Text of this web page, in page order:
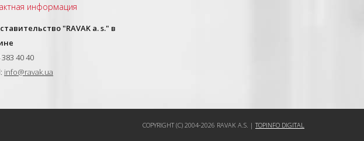
информация
"RAVAK a. s." в
383 40 40
info@ravak.ua
COPYRIGHT (C) 2004-2026 RAVAK A.S. |TOPINFO DIGITAL